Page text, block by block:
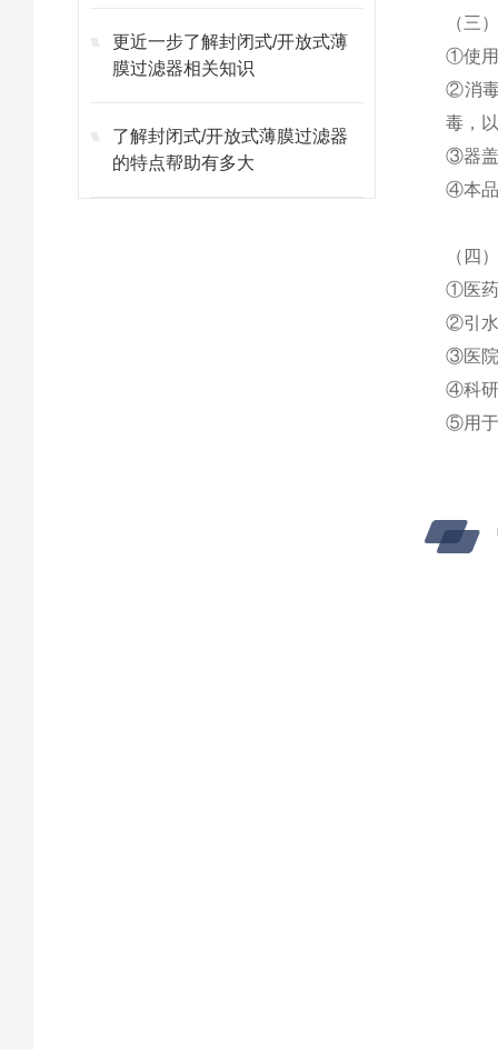
更近一步了解封闭式/开放式薄
膜过滤器相关知识
了解封闭式/开放式薄膜过滤器
的特点帮助有多大
（三
①使
②消
毒，
③器
④本
（四
①医
②引
③医
④科
⑤用